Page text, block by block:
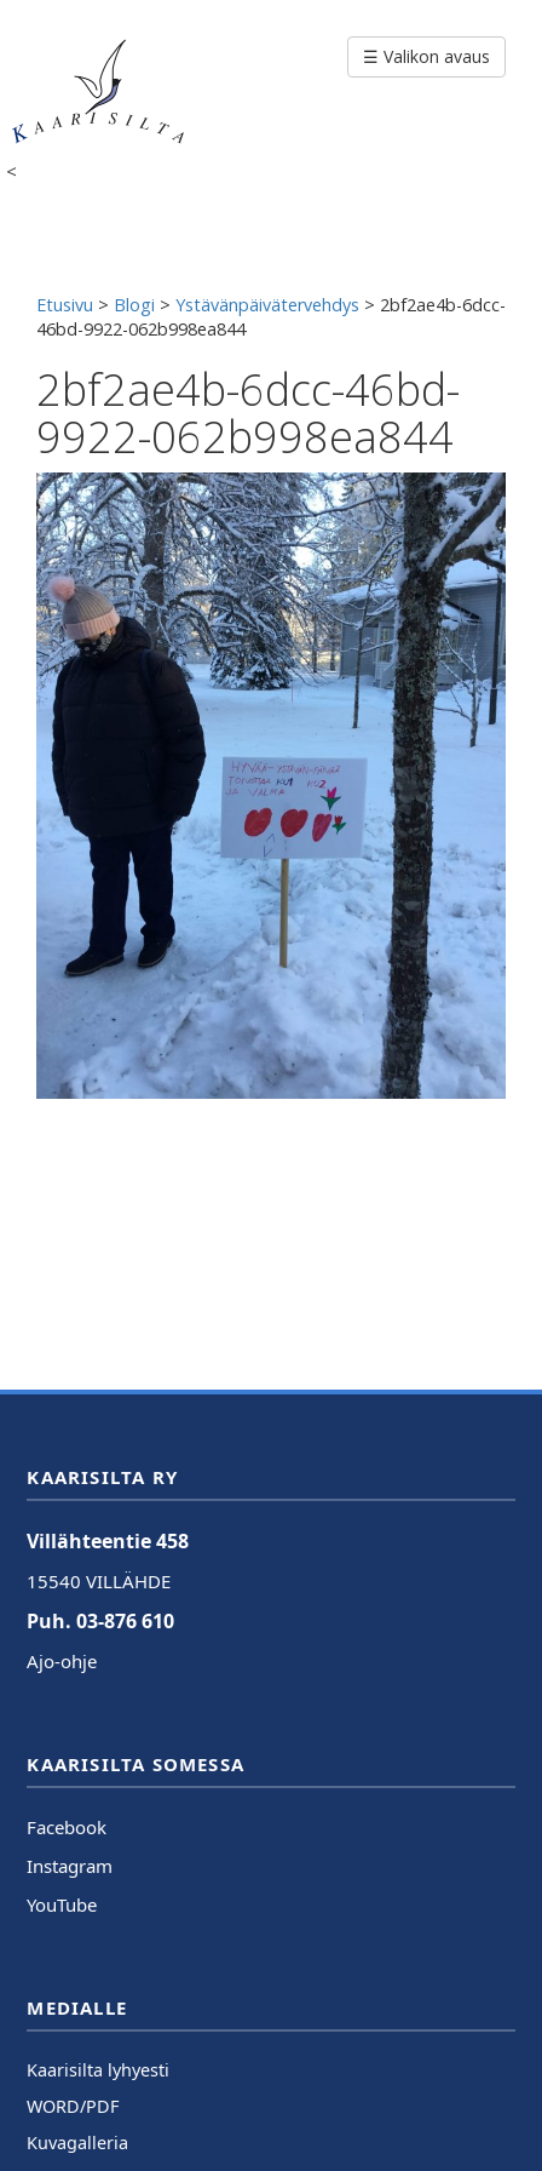
<
☰ Valikon avaus
Etusivu > Blogi > Ystävänpäivätervehdys > 2bf2ae4b-6dcc-
46bd-9922-062b998ea844
2bf2ae4b-6dcc-46bd-
9922-062b998ea844
KAARISILTA RY
Villähteentie 458
15540 VILLÄHDE
Puh. 03-876 610
Ajo-ohje
KAARISILTA SOMESSA
Facebook
Instagram
YouTube
MEDIALLE
Kaarisilta lyhyesti
WORD/PDF
Kuvagalleria